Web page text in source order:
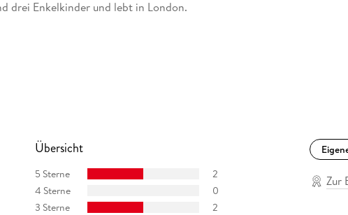
drei Enkelkinder und lebt in London.
Übersicht
5 Sterne
2
4 Sterne
0
3 Sterne
2
Zur